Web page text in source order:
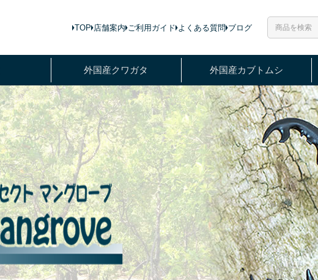
TOP 店舗案内 ご利用ガイド よくある質問 ブログ
外国産クワガタ 外国産カブトムシ